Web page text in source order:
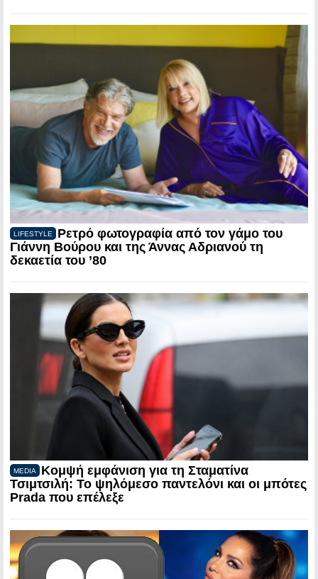
LIFESTYLE
Ρετρό φωτογραφία από τον γάμο του
Γιάννη Βούρου και της Άννας Αδριανού τη
δεκαετία του ’80
MEDIA
Κομψή εμφάνιση για τη Σταματίνα
Τσιμτσιλή: Το ψηλόμεσο παντελόνι και οι μπότες
Prada που επέλεξε